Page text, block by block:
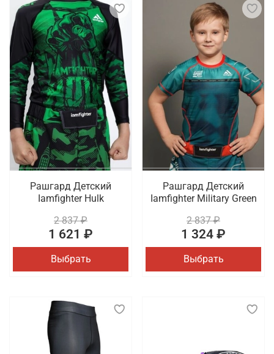
Рашгард Детский
Iamfighter Hulk
2 837 ₽
1 621 ₽
Выбрать
Рашгард Детский
Iamfighter Military Green
2 837 ₽
1 324 ₽
Выбрать